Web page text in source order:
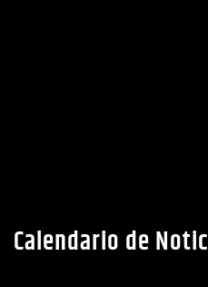
Calendario de